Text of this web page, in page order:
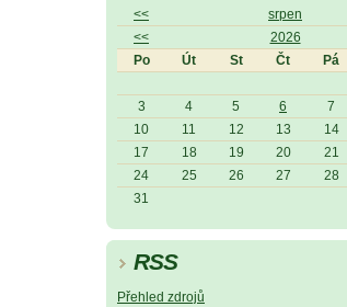
<< srpen
<<
2026
Po
Út St Čt Pá
3
4 5 6 7
10
11 12 13 14
17
18 19 20 21
24
25 26 27 28
31
RSS
Přehled zdrojů